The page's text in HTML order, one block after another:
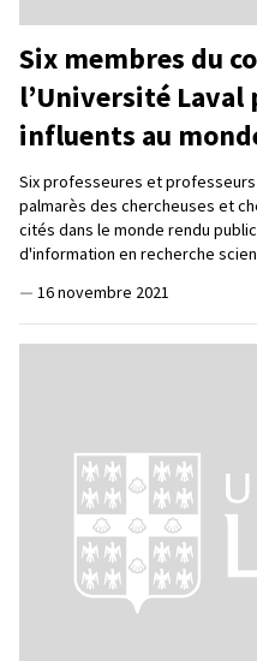
Six membres du
l’Université Laval
influents au
Six professeures et
palmarès des chercheuses et
cités dans le monde rendu
d'information en recherche
— 16 novembre 2021